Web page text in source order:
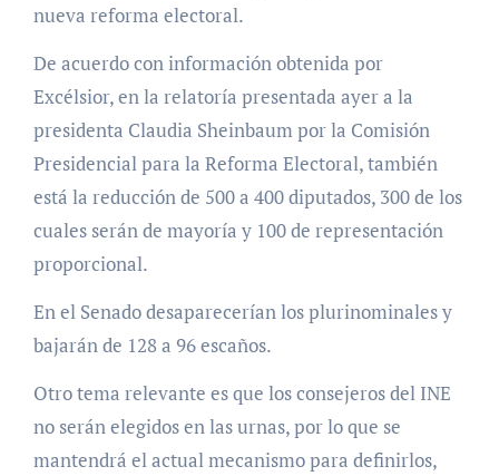
nueva reforma electoral.
De acuerdo con información obtenida por
Excélsior, en la relatoría presentada ayer a la
presidenta Claudia Sheinbaum por la Comisión
Presidencial para la Reforma Electoral, también
está la reducción de 500 a 400 diputados, 300 de los
cuales serán de mayoría y 100 de representación
proporcional.
En el Senado desaparecerían los plurinominales y
bajarán de 128 a 96 escaños.
Otro tema relevante es que los consejeros del INE
no serán elegidos en las urnas, por lo que se
mantendrá el actual mecanismo para definirlos,